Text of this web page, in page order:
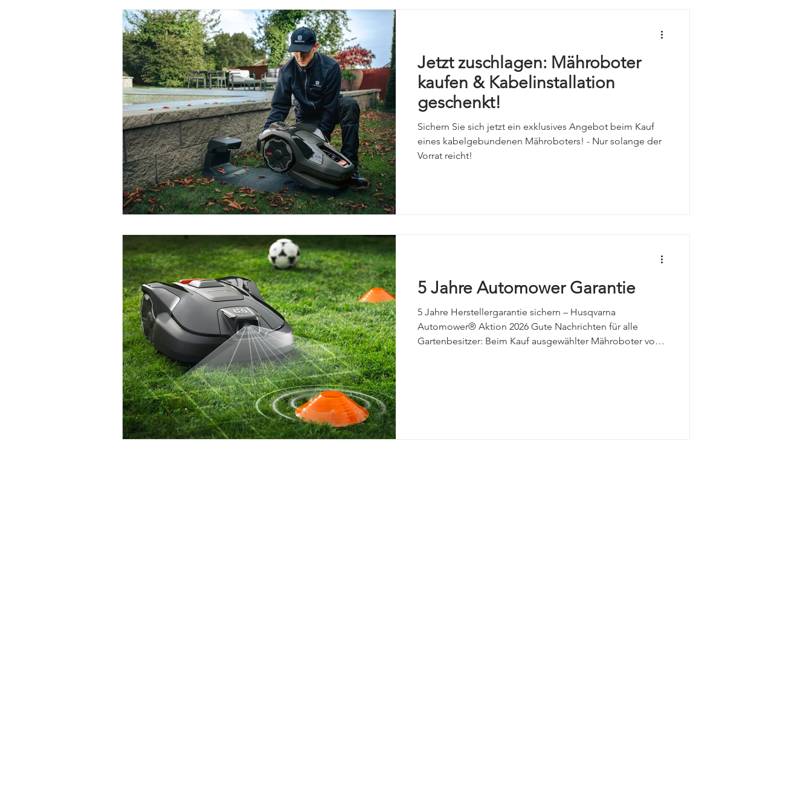
Jetzt zuschlagen: Mähroboter
kaufen & Kabelinstallation
geschenkt!
Sichern Sie sich jetzt ein exklusives Angebot beim Kauf
eines kabelgebundenen Mähroboters! - Nur solange der
Vorrat reicht!
5 Jahre Automower Garantie
5 Jahre Herstellergarantie sichern – Husqvarna
Automower® Aktion 2026 Gute Nachrichten für alle
Gartenbesitzer: Beim Kauf ausgewählter Mähroboter von